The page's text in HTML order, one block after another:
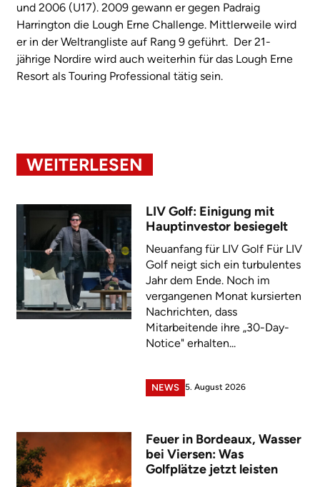
und 2006 (U17). 2009 gewann er gegen Padraig
Harrington die Lough Erne Challenge. Mittlerweile wird
er in der Weltrangliste auf Rang 9 geführt. Der 21-
jährige Nordire wird auch weiterhin für das Lough Erne
Resort als Touring Professional tätig sein.
WEITERLESEN
LIV Golf: Einigung mit
Hauptinvestor besiegelt
Neuanfang für LIV Golf Für LIV
Golf neigt sich ein turbulentes
Jahr dem Ende. Noch im
vergangenen Monat kursierten
Nachrichten, dass
Mitarbeitende ihre „30-Day-
Notice" erhalten...
NEWS 5. August 2026
Feuer in Bordeaux, Wasser
bei Viersen: Was
Golfplätze jetzt leisten